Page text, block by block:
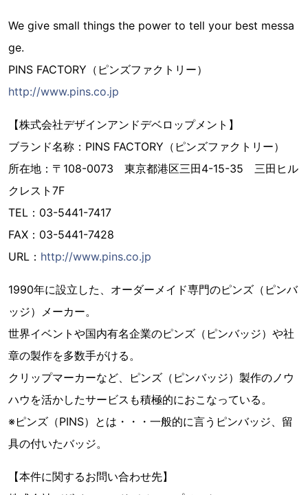
We give small things the power to tell your best messa
ge.
PINS FACTORY（ピンズファクトリー）
http://www.pins.co.jp
【株式会社デザインアンドデベロップメント】
ブランド名称：PINS FACTORY（ピンズファクトリー）
所在地：〒108-0073 東京都港区三田4-15-35 三田ヒル
クレスト7F
TEL：03-5441-7417
FAX：03-5441-7428
URL： http://www.pins.co.jp
1990年に設立した、オーダーメイド専門のピンズ（ピンバ
ッジ）メーカー。
世界イベントや国内有名企業のピンズ（ピンバッジ）や社
章の製作を多数手がける。
クリップマーカーなど、ピンズ（ピンバッジ）製作のノウ
ハウを活かしたサービスも積極的におこなっている。
※ピンズ（PINS）とは・・・一般的に言うピンバッジ、留
具の付いたバッジ。
【本件に関するお問い合わせ先】